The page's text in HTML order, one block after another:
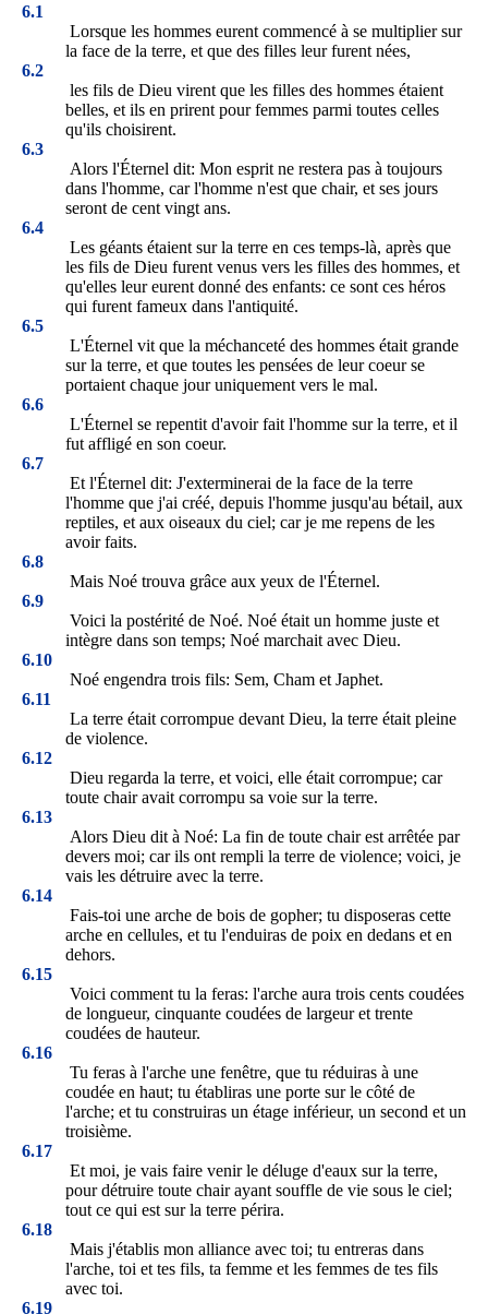
6.1
Lorsque les hommes eurent commencé à se multiplier sur
la face de la terre, et que des filles leur furent nées,
6.2
les fils de Dieu virent que les filles des hommes étaient
belles, et ils en prirent pour femmes parmi toutes celles
qu'ils choisirent.
6.3
Alors l'Éternel dit: Mon esprit ne restera pas à toujours
dans l'homme, car l'homme n'est que chair, et ses jours
seront de cent vingt ans.
6.4
Les géants étaient sur la terre en ces temps-là, après que
les fils de Dieu furent venus vers les filles des hommes, et
qu'elles leur eurent donné des enfants: ce sont ces héros
qui furent fameux dans l'antiquité.
6.5
L'Éternel vit que la méchanceté des hommes était grande
sur la terre, et que toutes les pensées de leur coeur se
portaient chaque jour uniquement vers le mal.
6.6
L'Éternel se repentit d'avoir fait l'homme sur la terre, et il
fut affligé en son coeur.
6.7
Et l'Éternel dit: J'exterminerai de la face de la terre
l'homme que j'ai créé, depuis l'homme jusqu'au bétail, aux
reptiles, et aux oiseaux du ciel; car je me repens de les
avoir faits.
6.8
Mais Noé trouva grâce aux yeux de l'Éternel.
6.9
Voici la postérité de Noé. Noé était un homme juste et
intègre dans son temps; Noé marchait avec Dieu.
6.10
Noé engendra trois fils: Sem, Cham et Japhet.
6.11
La terre était corrompue devant Dieu, la terre était pleine
de violence.
6.12
Dieu regarda la terre, et voici, elle était corrompue; car
toute chair avait corrompu sa voie sur la terre.
6.13
Alors Dieu dit à Noé: La fin de toute chair est arrêtée par
devers moi; car ils ont rempli la terre de violence; voici, je
vais les détruire avec la terre.
6.14
Fais-toi une arche de bois de gopher; tu disposeras cette
arche en cellules, et tu l'enduiras de poix en dedans et en
dehors.
6.15
Voici comment tu la feras: l'arche aura trois cents coudées
de longueur, cinquante coudées de largeur et trente
coudées de hauteur.
6.16
Tu feras à l'arche une fenêtre, que tu réduiras à une
coudée en haut; tu établiras une porte sur le côté de
l'arche; et tu construiras un étage inférieur, un second et un
troisième.
6.17
Et moi, je vais faire venir le déluge d'eaux sur la terre,
pour détruire toute chair ayant souffle de vie sous le ciel;
tout ce qui est sur la terre périra.
6.18
Mais j'établis mon alliance avec toi; tu entreras dans
l'arche, toi et tes fils, ta femme et les femmes de tes fils
avec toi.
6.19